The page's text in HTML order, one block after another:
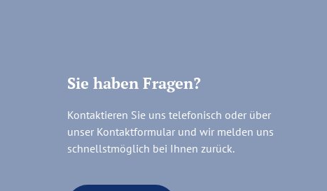
Sie haben Fragen?
Kontaktieren Sie uns telefonisch oder über
unser Kontaktformular und wir melden uns
schnellstmöglich bei Ihnen zurück.